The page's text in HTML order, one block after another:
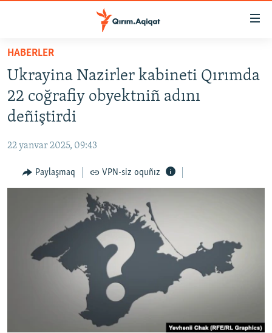
Esas
qaytmaq
Baş
navigatsiyağa
qaytmaq
Qıdıruvğa
qaytmaq
HABERLER
SİYASET
İQTİSADİYAT
MEDENİYET
İNSAN AQLARI
BLOGLAR
FİKİR
HABERLER
Ukrayina Nazirler kabineti Qırımda
22 coğrafiy obyektniñ adını
deñiştirdi
22 yanvar 2025, 09:43
Paylaşmaq VPN-siz oquñız